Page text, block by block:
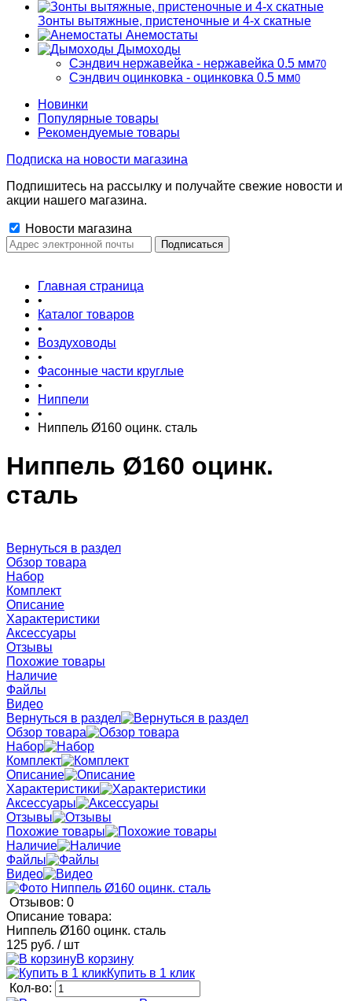
Зонты вытяжные, пристеночные и 4-х скатные
Анемостаты
Дымоходы
Сэндвич нержавейка - нержавейка 0.5 мм70
Сэндвич оцинковка - оцинковка 0.5 мм0
Новинки
Популярные товары
Рекомендуемые товары
Подписка на новости магазина
Подпишитесь на рассылку и получайте свежие новости и
акции нашего магазина.
Новости магазина
Главная страница
•
Каталог товаров
•
Воздуховоды
•
Фасонные части круглые
•
Ниппели
•
Ниппель Ø160 оцинк. сталь
Ниппель Ø160 оцинк.
сталь
Вернуться в раздел
Обзор товара
Набор
Комплект
Описание
Характеристики
Аксессуары
Отзывы
Похожие товары
Наличие
Файлы
Видео
Вернуться в раздел
Обзор товара
Набор
Комплект
Описание
Характеристики
Аксессуары
Отзывы
Похожие товары
Наличие
Файлы
Видео
Отзывов: 0
Описание товара:
Ниппель Ø160 оцинк. сталь
125 руб. / шт
В корзину
Купить в 1 клик
Кол-во: